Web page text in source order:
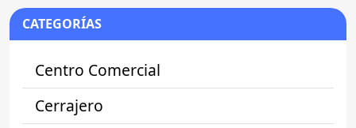
CATEGORÍAS
Centro Comercial
Cerrajero